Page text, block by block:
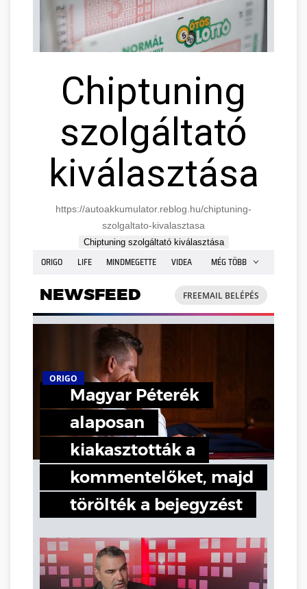
Chiptuning
szolgáltató
kiválasztása
https://autoakkumulator.reblog.hu/chiptuning-
szolgaltato-kivalasztasa
Chiptuning szolgáltató kiválasztása